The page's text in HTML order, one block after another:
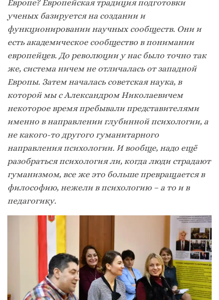
Европе? Европейская традиция подготовки
ученых базируется на создании и
функционировании научных сообществ. Они и
есть академическое сообщество в понимании
европейцев. До революции у нас было точно так
же, система ничем не отличалась от западной
Европы. Затем началась советская наука, в
которой мы с Александром Николаевичем
некоторое время пребывали представителями
именно в направлении глубинной психологии, а
не какого-то другого гуманитарного
направления психологии. И вообще, надо ещё
разобраться психология ли, когда люди страдают
гуманизмом, все же это больше превращается в
философию, нежели в психологию – а то и в
педагогику.